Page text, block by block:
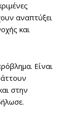
αναπτύξει
και
Είναι
στην